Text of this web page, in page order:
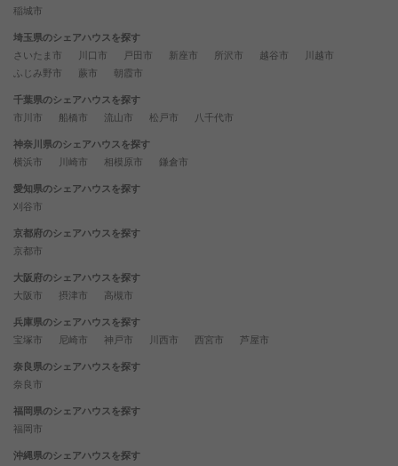
稲城市
埼玉県のシェアハウスを探す
さいたま市
川口市 戸田市 新座市 所沢市 越谷市
川越市
ふじみ野市
蕨市 朝霞市
千葉県のシェアハウスを探す
市川市
船橋市 流山市 松戸市 八千代市
神奈川県のシェアハウスを探す
横浜市
川崎市 相模原市 鎌倉市
愛知県のシェアハウスを探す
刈谷市
京都府のシェアハウスを探す
京都市
大阪府のシェアハウスを探す
大阪市
摂津市 高槻市
兵庫県のシェアハウスを探す
宝塚市
尼崎市 神戸市 川西市 西宮市 芦屋市
奈良県のシェアハウスを探す
奈良市
福岡県のシェアハウスを探す
福岡市
沖縄県のシェアハウスを探す